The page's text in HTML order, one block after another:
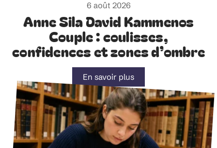
6 août 2026
Anne Sila David Kammenos
Couple : coulisses,
confidences et zones d’ombre
En savoir plus